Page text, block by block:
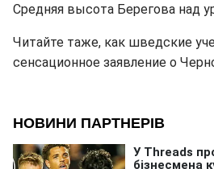
Средняя высота Берегова над
Читайте таже, как шведские
сенсационное заявление о